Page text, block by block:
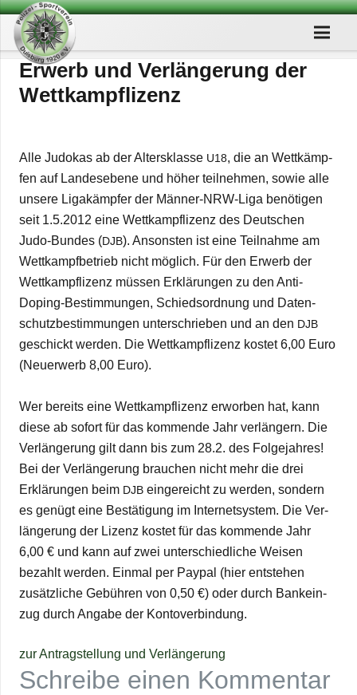
Erwerb und Ver­län­ge­rung der
Wettkampflizenz
Alle Judo­kas ab der Alters­klasse U18, die an Wett­kämp­
fen auf Lan­des­ebene und höher teil­neh­men, sowie alle
unsere Liga­kämp­fer der Män­ner-NRW-Liga benö­ti­gen
seit 1.5.2012 eine Wett­kampfli­zenz des Deut­schen
Judo-Bun­des (DJB). Ansons­ten ist eine Teil­nahme am
Wett­kampf­be­trieb nicht mög­lich. Für den Erwerb der
Wett­kampfli­zenz müs­sen Erklä­run­gen zu den Anti-
Doping-Bestim­mun­gen, Schieds­ord­nung und Daten­
schutz­be­stim­mun­gen unter­schrie­ben und an den DJB
geschickt wer­den. Die Wett­kampfli­zenz kos­tet 6,00 Euro
(Neu­erwerb 8,00 Euro).
Wer bereits eine Wett­kampfli­zenz erwor­ben hat, kann
diese ab sofort für das kom­mende Jahr ver­län­gern. Die
Ver­län­ge­rung gilt dann bis zum 28.2. des Fol­ge­jah­res!
Bei der Ver­län­ge­rung brau­chen nicht mehr die drei
Erklä­run­gen beim DJB ein­ge­reicht zu wer­den, son­dern
es genügt eine Bestä­ti­gung im Inter­net­sys­tem. Die Ver­
län­ge­rung der Lizenz kos­tet für das kom­mende Jahr
6,00 € und kann auf zwei unter­schied­li­che Wei­sen
bezahlt wer­den. Ein­mal per Pay­pal (hier ent­ste­hen
zusätz­li­che Gebüh­ren von 0,50 €) oder durch Bank­ein­
zug durch Angabe der Kontoverbindung.
zur Antrag­stel­lung und Verlängerung
Schreibe einen Kommentar